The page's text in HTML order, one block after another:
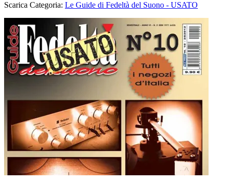
Scarica Categoria: Le Guide di Fedeltà del Suono - USATO